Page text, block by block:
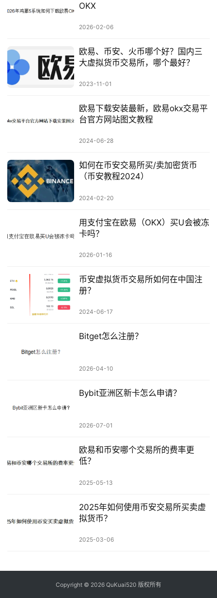
OKX
2026-02-06
欧易、币安、火币哪个好？国内三
大虚拟货币交易所，哪个最好？
2023-11-01
欧易下载安装最新，欧易okx交易平
台官方网站图文教程
2024-06-28
如何在币安交易所买/卖加密货币
（币安教程2024）
2024-02-20
用支付宝在欧易（OKX）买U会被冻
卡吗？
2026-01-16
币安虚拟货币交易所如何在中国注
册？
2024-06-17
Bitget怎么注册？
2026-04-10
Bybit亚洲区新卡怎么申请？
2026-07-01
欧易和币安哪个交易所的费率更
低？
2025-05-13
2025年如何使用币安交易所买卖虚
拟货币？
2025-03-06
Copyright © 2026 QuKuai520 版权所有